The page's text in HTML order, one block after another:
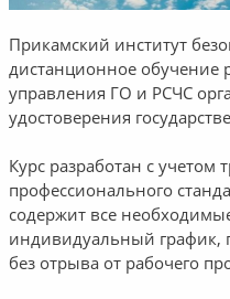
Прикамский институт
дистанционное обучение
управления ГО и РСЧС
удостоверения
Курс разработан с учетом
профессионального
содержит все
индивидуальный график,
без отрыва от рабочего